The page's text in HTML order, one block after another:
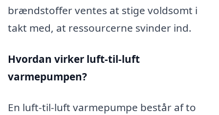
brændstoffer ventes at stige voldsomt i
takt med, at ressourcerne svinder ind.
Hvordan virker luft-til-luft
varmepumpen?
En luft-til-luft varmepumpe består af to